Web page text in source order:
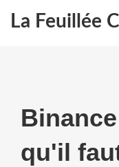
La Feuillée
qu'il